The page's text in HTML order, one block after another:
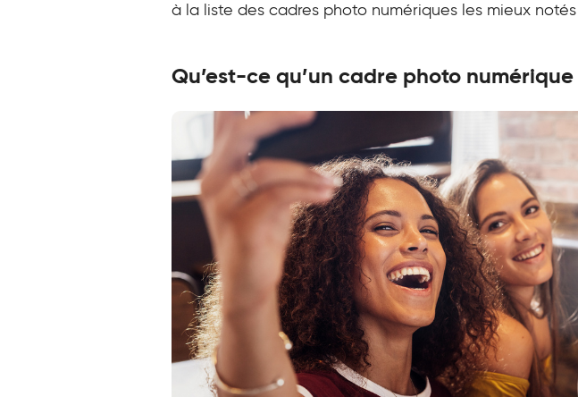
à la liste des cadres photo numériques les mieux
Qu’est-ce qu’un cadre photo numérique